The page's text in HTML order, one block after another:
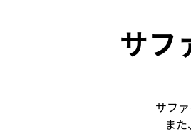
サフ
サフ
ま